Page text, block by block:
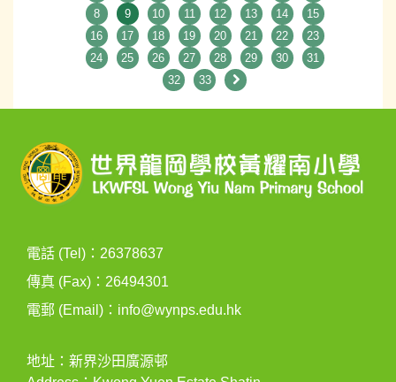
8
9 10 11 12 13 14
15
16
17 18 19 20 21 22
23
24
25 26 27 28 29 30
31
32
33
電話 (Tel)：26378637
傳真 (Fax)：26494301
電郵 (Email)： info@wynps.edu.hk
地址：新界沙田廣源邨